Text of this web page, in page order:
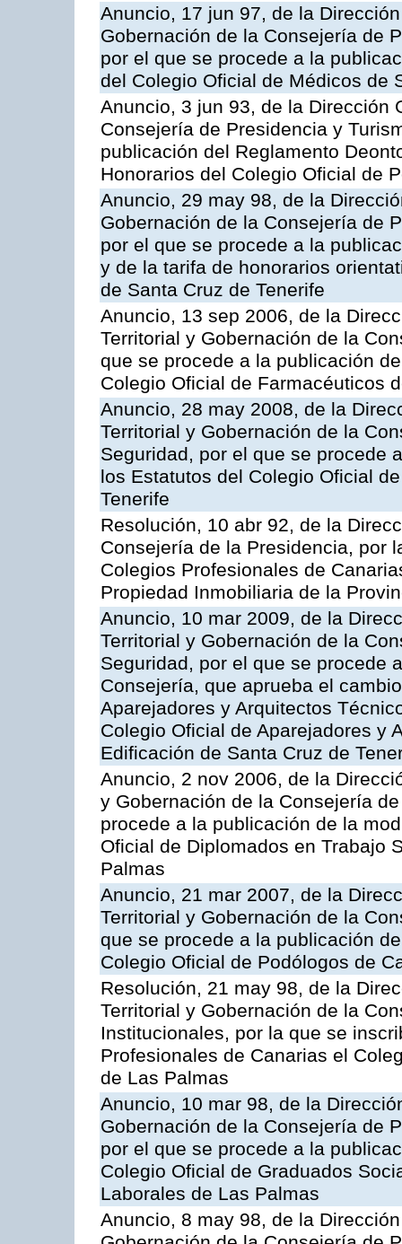
Anuncio, 17 jun 97, de la
Gobernación de la Consejería de
por el que se procede a la
del Colegio Oficial de Médicos de
Anuncio, 3 jun 93, de la Dirección
Consejería de Presidencia y
publicación del Reglamento
Honorarios del Colegio Oficial de
Anuncio, 29 may 98, de la
Gobernación de la Consejería de
por el que se procede a la
y de la tarifa de honorarios
de Santa Cruz de Tenerife
Anuncio, 13 sep 2006, de la
Territorial y Gobernación de la
que se procede a la publicación
Colegio Oficial de Farmacéuticos
Anuncio, 28 may 2008, de la
Territorial y Gobernación de la
Seguridad, por el que se procede
los Estatutos del Colegio Oficial
Tenerife
Resolución, 10 abr 92, de la
Consejería de la Presidencia, por
Colegios Profesionales de
Propiedad Inmobiliaria de la
Anuncio, 10 mar 2009, de la
Territorial y Gobernación de la
Seguridad, por el que se procede
Consejería, que aprueba el
Aparejadores y Arquitectos
Colegio Oficial de Aparejadores y
Edificación de Santa Cruz de
Anuncio, 2 nov 2006, de la
y Gobernación de la Consejería
procede a la publicación de la
Oficial de Diplomados en Trabajo
Palmas
Anuncio, 21 mar 2007, de la
Territorial y Gobernación de la
que se procede a la publicación
Colegio Oficial de Podólogos de
Resolución, 21 may 98, de la
Territorial y Gobernación de la
Institucionales, por la que se
Profesionales de Canarias el
de Las Palmas
Anuncio, 10 mar 98, de la
Gobernación de la Consejería de
por el que se procede a la
Colegio Oficial de Graduados
Laborales de Las Palmas
Anuncio, 8 may 98, de la